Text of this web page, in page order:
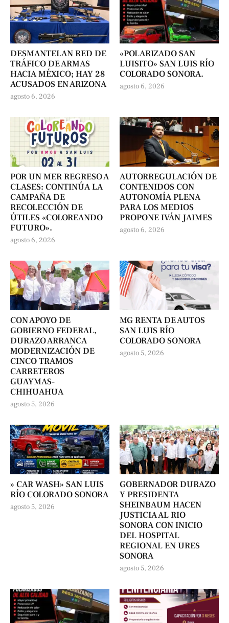
DESMANTELAN RED DE
TRÁFICO DE ARMAS
HACIA MÉXICO; HAY 28
ACUSADOS EN ARIZONA
agosto 6, 2026
«POLARIZADO SAN
LUISITO» SAN LUIS RÍO
COLORADO SONORA.
agosto 6, 2026
POR UN MER REGRESO A
CLASES: CONTINÚA LA
CAMPAÑA DE
RECOLECCIÓN DE
ÚTILES «COLOREANDO
FUTURO».
agosto 6, 2026
AUTORREGULACIÓN DE
CONTENIDOS CON
AUTONOMÍA PLENA
PARA LOS MEDIOS
PROPONE IVÁN JAIMES
agosto 6, 2026
CON APOYO DE
GOBIERNO FEDERAL,
DURAZO ARRANCA
MODERNIZACIÓN DE
CINCO TRAMOS
CARRETEROS
GUAYMAS-
CHIHUAHUA
agosto 5, 2026
MG RENTA DE AUTOS
SAN LUIS RÍO
COLORADO SONORA
agosto 5, 2026
» CAR WASH» SAN LUIS
RÍO COLORADO SONORA
agosto 5, 2026
GOBERNADOR DURAZO
Y PRESIDENTA
SHEINBAUM HACEN
JUSTICIA AL RIO
SONORA CON INICIO
DEL HOSPITAL
REGIONAL EN URES
SONORA
agosto 5, 2026